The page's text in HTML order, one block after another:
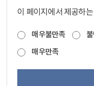
이 페이지에서 제공하
매우불만족
매우만족